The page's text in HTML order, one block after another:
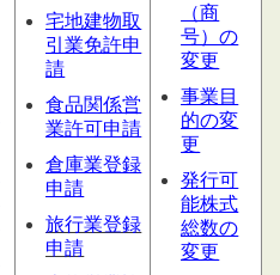
宅地建物取
引業免許申
請
食品関係営
業許可申請
倉庫業登録
申請
旅行業登録
申請
（商
号）の
変更
事業目
的の変
更
発行可
能株式
総数の
変更